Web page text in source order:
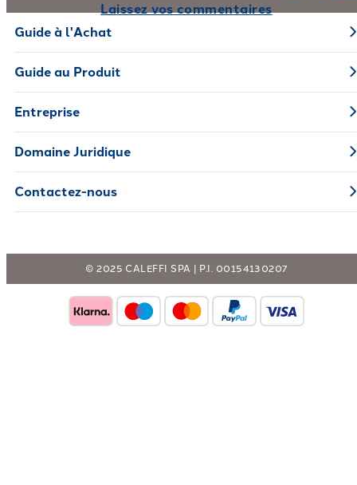
Laissez vos commentaires
Guide à l'Achat
Guide au Produit
Entreprise
Domaine Juridique
Contactez-nous
© 2025 CALEFFI SPA | P.I. 00154130207